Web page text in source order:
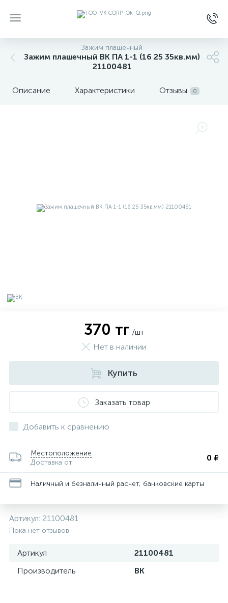
Зажим плашечный
Зажим плашечный ВК ПА 1-1 (16 25 35кв.мм)
21100481
Описание Характеристики Отзывы 0
370 тг /шт
Нет в наличии
Купить
Заказать товар
Добавить к сравнению
Местоположение
Доставка от
0 ₽
Наличный и безналичный расчет, банковские карты
Артикул: 21100481
Пока нет отзывов
Артикул
21100481
Производитель
ВК